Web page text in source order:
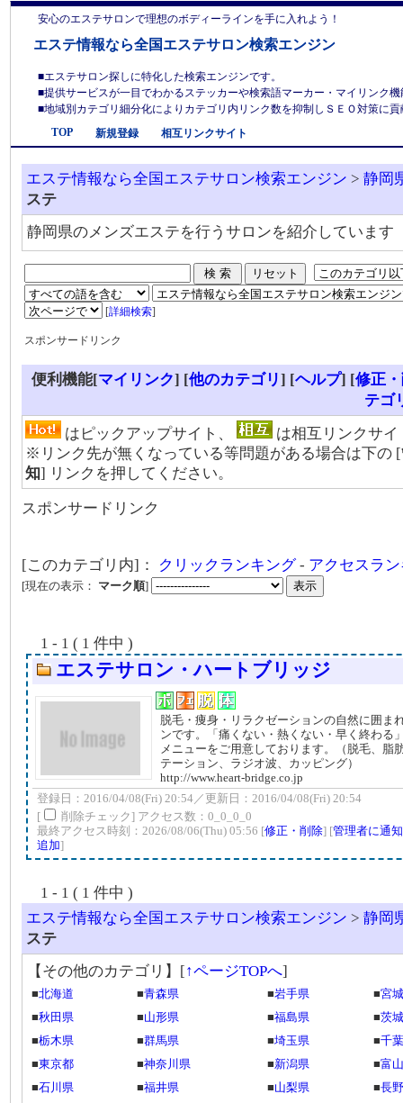
安心のエステサロンで理想のボディーラインを手に入れよう！
エステ情報なら全国エステサロン検索エンジン
■エステサロン探しに特化した検索エンジンです。
■提供サービスが一目でわかるステッカーや検索語マーカー・マイリンク
■地域別カテゴリ細分化によりカテゴリ内リンク数を抑制しＳＥＯ対策に
TOP
新規登録 相互リンクサイト
エステ情報なら全国エステサロン検索エンジン > 静岡
ステ
静岡県のメンズエステを行うサロンを紹介しています
[詳細検索]
スポンサードリンク
便利機能[マイリンク] [他のカテゴリ] [ヘルプ] [修正
テゴ
はピックアップサイト、
は相互リンクサイ
※リンク先が無くなっている等問題がある場合は下の [
知] リンクを押してください。
スポンサードリンク
[このカテゴリ内]： クリックランキング- アクセスラ
[現在の表示： マーク順]
1 - 1 ( 1 件中 )
エステサロン・ハートブリッジ
脱毛・痩身・リラクゼーションの自然に囲ま
ンです。「痛くない・熱くない・早く終わる
メニューをご用意しております。（脱毛、脂
テーション、ラジオ波、カッピング）
http://www.heart-bridge.co.jp
登録日：2016/04/08(Fri) 20:54／更新日：2016/04/08(Fri) 20:54
[
削除チェック] アクセス数：0_0_0_0
最終アクセス時刻：2026/08/06(Thu) 05:56 [修正・削除] [管理者に通知
追加]
1 - 1 ( 1 件中 )
エステ情報なら全国エステサロン検索エンジン > 静岡
ステ
【その他のカテゴリ】 [↑ページTOPへ]
■北海道 ■青森県 ■岩手県 ■宮
■秋田県 ■山形県 ■福島県 ■茨
■栃木県 ■群馬県 ■埼玉県 ■千
■東京都 ■神奈川県 ■新潟県 ■富
■石川県 ■福井県 ■山梨県 ■長